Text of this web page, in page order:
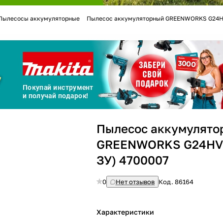
аккумуляторные Пылесос аккумуляторный GREENWORKS
Пылесос
GREENWORKS
ЗУ) 4700007
0 Нет отзывов Код.86164
Характеристики
Для клиентов всех банков
на частибез переплат
График платежей